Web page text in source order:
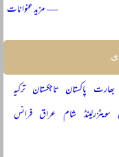
— مزید عنوانات
بھارت پاکستان تاجکستان ترکیہ
سویٹزرلینڈ شام عراق فرانس